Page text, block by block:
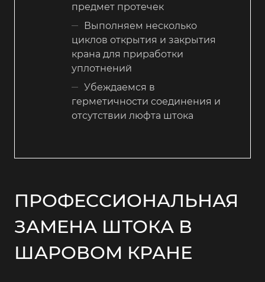
предмет протечек
Выполняем несколько
циклов открытия и закрытия
крана для приработки
уплотнений
Убеждаемся в
герметичности соединения и
отсутствии люфта штока
ПРОФЕССИОНАЛЬНАЯ
ЗАМЕНА ШТОКА В
ШАРОВОМ КРАНЕ